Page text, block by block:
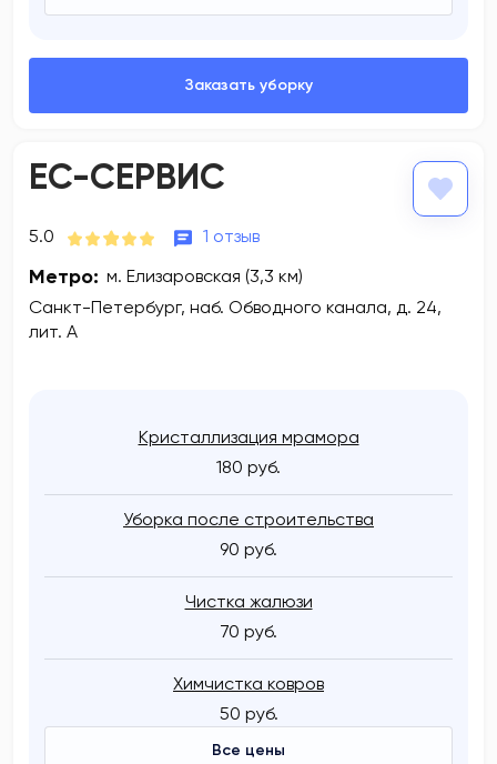
ЕС-СЕРВИС
5.0 1 отзыв
Метро: м. Елизаровская (3,3 км)
Санкт-Петербург, наб. Обводного канала, д. 24,
лит. А
Кристаллизация мрамора
180 руб.
Уборка после строительства
90 руб.
Чистка жалюзи
70 руб.
Химчистка ковров
50 руб.
Все цены